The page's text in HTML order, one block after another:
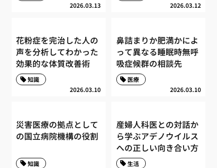
2026.03.13 2026.03.12
花粉症を完治した人の
声を分析してわかった
効果的な体質改善術
2026.03.10
知識
鼻詰まりか肥満かによ
って異なる睡眠時無呼
吸症候群の相談先
2026.03.10
医療
災害医療の拠点として
の国立病院機構の役割
知識
産婦人科医との対話か
ら学ぶアデノウイルス
への正しい向き合い方
生活